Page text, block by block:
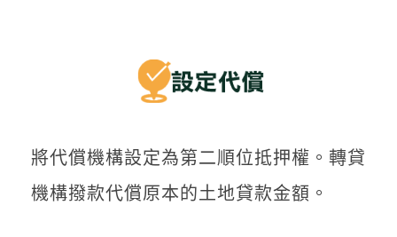
將代償機構設定為第二順位抵押權。轉貸
機構撥款代償原本的土地貸款金額。